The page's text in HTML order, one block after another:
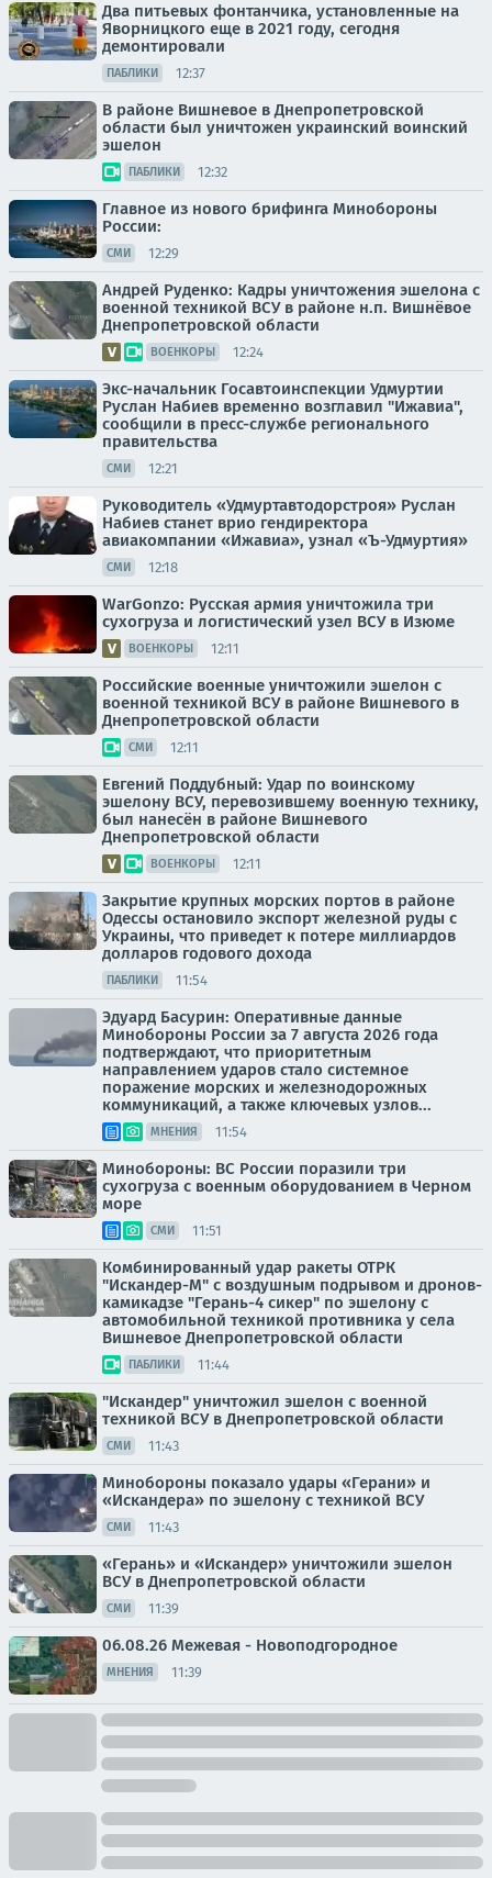
Два питьевых фонтанчика, установленные на
Яворницкого еще в 2021 году, сегодня
демонтировали
ПАБЛИКИ 12:37
В районе Вишневое в Днепропетровской
области был уничтожен украинский воинский
эшелон
ПАБЛИКИ 12:32
Главное из нового брифинга Минобороны
России:
СМИ 12:29
Андрей Руденко: Кадры уничтожения эшелона с
военной техникой ВСУ в районе н.п. Вишнёвое
Днепропетровской области
ВОЕНКОРЫ 12:24
Экс-начальник Госавтоинспекции Удмуртии
Руслан Набиев временно возглавил "Ижавиа",
сообщили в пресс-службе регионального
правительства
СМИ 12:21
Руководитель «Удмуртавтодорстроя» Руслан
Набиев станет врио гендиректора
авиакомпании «Ижавиа», узнал «Ъ-Удмуртия»
СМИ 12:18
WarGonzo: Русская армия уничтожила три
сухогруза и логистический узел ВСУ в Изюме
ВОЕНКОРЫ 12:11
Российские военные уничтожили эшелон с
военной техникой ВСУ в районе Вишневого в
Днепропетровской области
СМИ 12:11
Евгений Поддубный: Удар по воинскому
эшелону ВСУ, перевозившему военную технику,
был нанесён в районе Вишневого
Днепропетровской области
ВОЕНКОРЫ 12:11
Закрытие крупных морских портов в районе
Одессы остановило экспорт железной руды с
Украины, что приведет к потере миллиардов
долларов годового дохода
ПАБЛИКИ 11:54
Эдуард Басурин: Оперативные данные
Минобороны России за 7 августа 2026 года
подтверждают, что приоритетным
направлением ударов стало системное
поражение морских и железнодорожных
коммуникаций, а также ключевых узлов...
МНЕНИЯ 11:54
Минобороны: ВС России поразили три
сухогруза с военным оборудованием в Черном
море
СМИ 11:51
Комбинированный удар ракеты ОТРК
"Искандер-М" с воздушным подрывом и дронов-
камикадзе "Герань-4 сикер" по эшелону с
автомобильной техникой противника у села
Вишневое Днепропетровской области
ПАБЛИКИ 11:44
"Искандер" уничтожил эшелон с военной
техникой ВСУ в Днепропетровской области
СМИ 11:43
Минобороны показало удары «Герани» и
«Искандера» по эшелону с техникой ВСУ
СМИ 11:43
«Герань» и «Искандер» уничтожили эшелон
ВСУ в Днепропетровской области
СМИ 11:39
06.08.26 Межевая - Новоподгородное
МНЕНИЯ 11:39